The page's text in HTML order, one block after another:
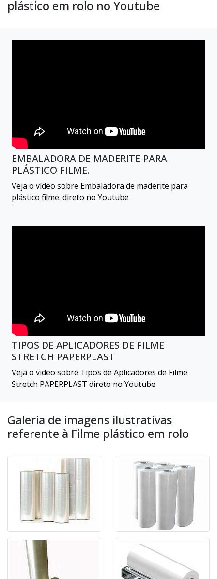
plástico em rolo no Youtube
EMBALADORA DE MADERITE PARA
PLÁSTICO FILME.
Veja o vídeo sobre Embaladora de maderite para
plástico filme. direto no Youtube
TIPOS DE APLICADORES DE FILME
STRETCH PAPERPLAST
Veja o vídeo sobre Tipos de Aplicadores de Filme
Stretch PAPERPLAST direto no Youtube
Galeria de imagens ilustrativas
referente à Filme plástico em rolo